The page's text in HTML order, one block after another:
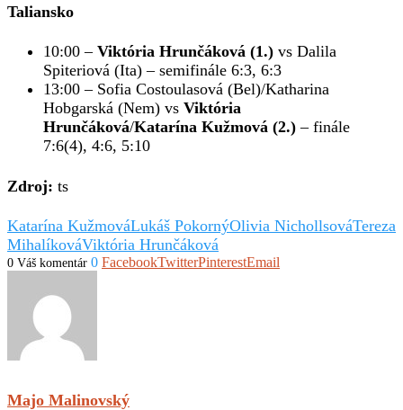
Taliansko
10:00 – Viktória Hrunčáková (1.) vs Dalila
Spiteriová (Ita) – semifinále 6:3, 6:3
13:00 – Sofia Costoulasová (Bel)/Katharina
Hobgarská (Nem) vs Viktória
Hrunčáková/Katarína Kužmová (2.) – finále
7:6(4), 4:6, 5:10
Zdroj: ts
Katarína KužmováLukáš PokornýOlivia NichollsováTereza
MihalíkováViktória Hrunčáková
0 Váš komentár 0 FacebookTwitterPinterestEmail
Majo Malinovský